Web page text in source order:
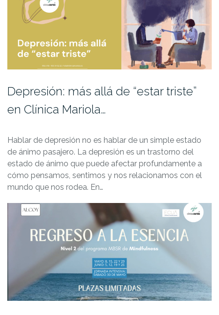
Depresión: más allá de “estar triste”
en Clínica Mariola…
Hablar de depresión no es hablar de un simple estado
de ánimo pasajero. La depresión es un trastorno del
estado de ánimo que puede afectar profundamente a
cómo pensamos, sentimos y nos relacionamos con el
mundo que nos rodea. En…